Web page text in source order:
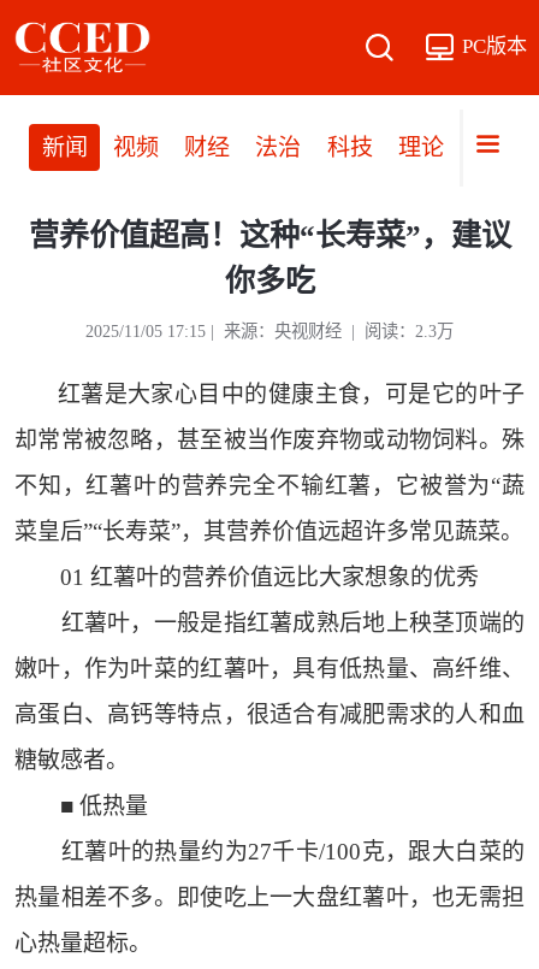
PC版本
新闻 视频 财经 法治 科技 理论 党建
营养价值超高！这种“长寿菜”，建议
你多吃
2025/11/05 17:15 | 来源：央视财经 | 阅读：2.3万
红薯是大家心目中的健康主食，可是它的叶子
却常常被忽略，甚至被当作废弃物或动物饲料。殊
不知，红薯叶的营养完全不输红薯，它被誉为“蔬
菜皇后”“长寿菜”，其营养价值远超许多常见蔬菜。
01 红薯叶的营养价值远比大家想象的优秀
红薯叶，一般是指红薯成熟后地上秧茎顶端的
嫩叶，作为叶菜的红薯叶，具有低热量、高纤维、
高蛋白、高钙等特点，很适合有减肥需求的人和血
糖敏感者。
■ 低热量
红薯叶的热量约为27千卡/100克，跟大白菜的
热量相差不多。即使吃上一大盘红薯叶，也无需担
心热量超标。